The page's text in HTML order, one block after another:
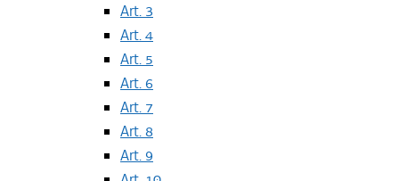
Art. 3
Art. 4
Art. 5
Art. 6
Art. 7
Art. 8
Art. 9